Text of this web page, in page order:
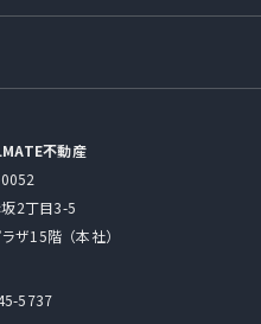
不動産
2丁目3-5
ザ15階（本社）